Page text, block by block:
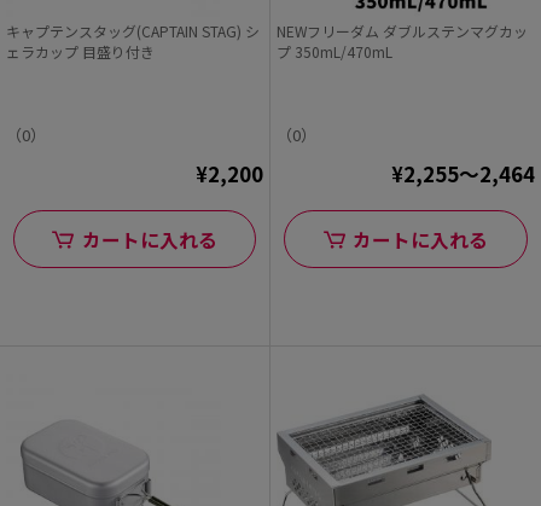
キャプテンスタッグ(CAPTAIN STAG) シ
ェラカップ 目盛り付き
（0）
¥2,200
カートに入れる
NEWフリーダム ダブルステンマグカッ
プ 350mL/470mL
（0）
¥2,255～2,464
カートに入れる